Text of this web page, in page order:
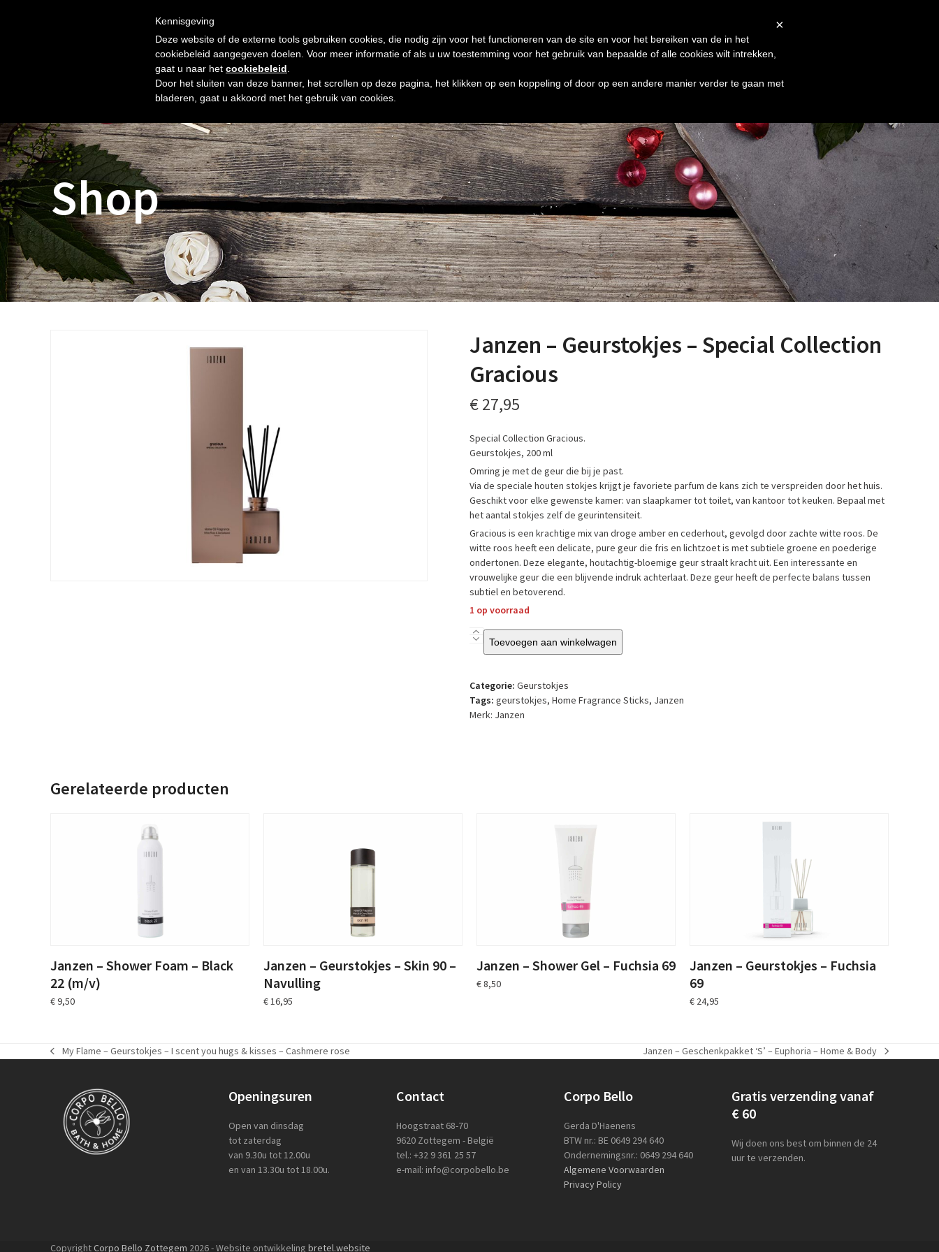
NIEUW OVER ONS
Shop
Janzen – Geurstokjes – Special Collection
Gracious
€27,95
Special Collection Gracious.
Geurstokjes, 200 ml
Omring je met de geur die bij je past.
Via de speciale houten stokjes krijgt je favoriete parfum de kans zich te verspreiden door het huis.
Geschikt voor elke gewenste kamer: van slaapkamer tot toilet, van kantoor tot keuken. Bepaal met
het aantal stokjes zelf de geurintensiteit.
Gracious is een krachtige mix van droge amber en cederhout, gevolgd door zachte witte roos. De
witte roos heeft een delicate, pure geur die fris en lichtzoet is met subtiele groene en poederige
ondertonen. Deze elegante, houtachtig-bloemige geur straalt kracht uit. Een interessante en
vrouwelijke geur die een blijvende indruk achterlaat. Deze geur heeft de perfecte balans tussen
subtiel en betoverend.
1 op voorraad
Janzen
Special
Collection
Gracious
Toevoegen aan winkelwagen
Categorie: Geurstokjes
Tags: geurstokjes, Home Fragrance Sticks, Janzen
Merk: Janzen
Gerelateerde producten
Janzen – Shower Foam – Black
22 (m/v)
€9,50
Janzen – Geurstokjes – Skin 90 –
Navulling
€16,95
Janzen – Shower Gel – Fuchsia 69
€8,50
Janzen – Geurstokjes – Fuchsia
69
€ 24,95
previous
My Flame – Geurstokjes – I scent you hugs & kisses – Cashmere rose
next
Janzen – Geschenkpakket ‘S’ – Euphoria – Home & Body
Openingsuren
Open van dinsdag
tot zaterdag
van 9.30u tot 12.00u
en van 13.30u tot 18.00u.
Contact
Hoogstraat 68-70
9620 Zottegem - België
tel.: +32 9 361 25 57
e-mail: info@corpobello.be
Corpo Bello
Gerda D'Haenens
BTW nr.: BE 0649 294 640
Ondernemingsnr.: 0649 294 640
Algemene Voorwaarden
Privacy Policy
Gratis verzending vanaf
€ 60
Wij doen ons best om binnen de 24
uur te verzenden.
CopyrightCorpo Bello Zottegem 2026 - Website ontwikkeling bretel.website
×
Kennisgeving
Deze website of de externe tools gebruiken cookies, die nodig zijn voor het functioneren van de site en voor het bereiken van de in het
cookiebeleid aangegeven doelen. Voor meer informatie of als u uw toestemming voor het gebruik van bepaalde of alle cookies wilt intrekken,
gaat u naar het cookiebeleid
Door het sluiten van deze banner, het scrollen op deze pagina, het klikken op een koppeling of door op een andere manier verder te gaan met
bladeren, gaat u akkoord met het gebruik van cookies.